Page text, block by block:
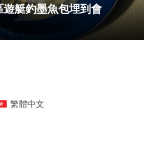
艇釣墨魚包埋到會
繁體中文